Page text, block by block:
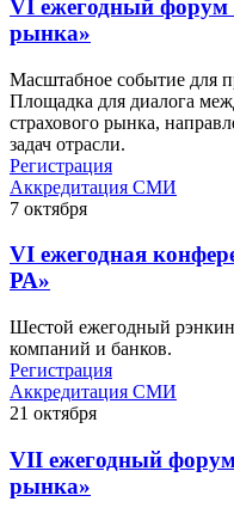
VI ежегодный форум
рынка»
Масштабное событие для
Площадка для диалога
страхового рынка,
задач отрасли.
Регистрация
Аккредитация СМИ
7 октября
VI ежегодная
РА»
Шестой ежегодный
компаний и банков.
Регистрация
Аккредитация СМИ
21 октября
VII ежегодный
рынка»